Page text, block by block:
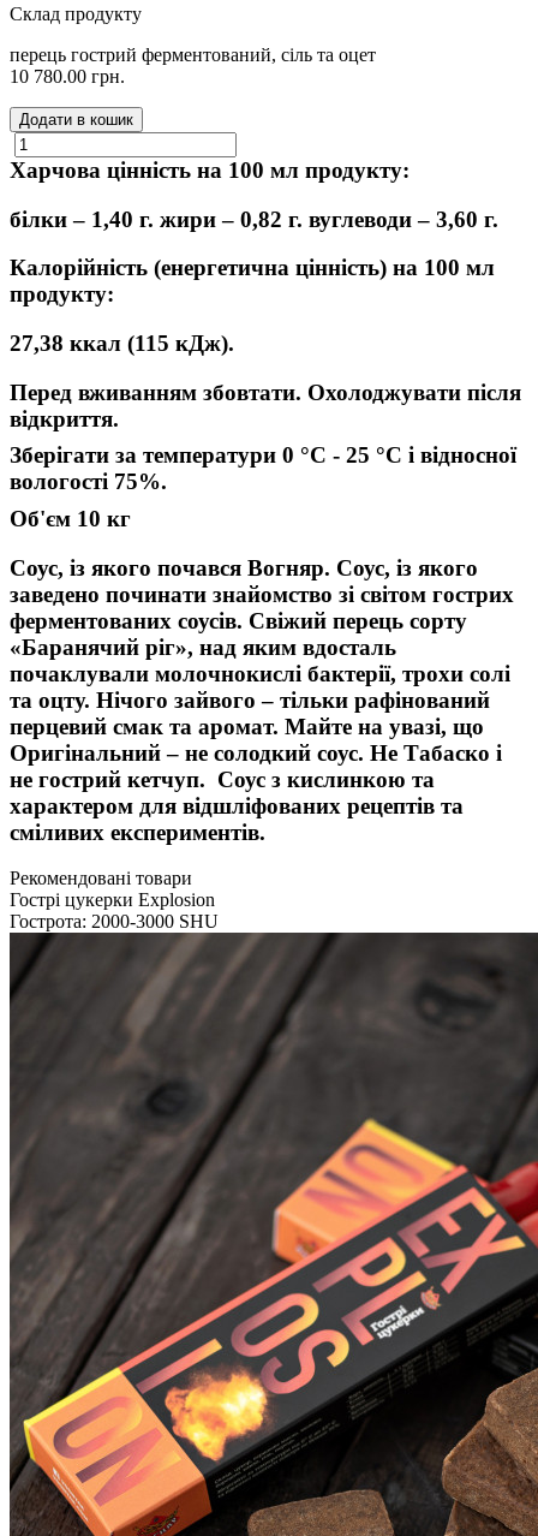
Склад продукту
перець гострий ферментований, сіль та оцет
10 780.00 грн.
Додати в кошик
Харчова цінність на 100 мл продукту:
білки – 1,40 г. жири – 0,82 г. вуглеводи – 3,60 г.
Калорійність (енергетична цінність) на 100 мл
продукту:
27,38 ккал (115 кДж).
Перед вживанням збовтати. Охолоджувати після
відкриття.
Зберігати за температури 0 °C - 25 °C і відносної
вологості 75%.
Об'єм 10 кг
Соус, із якого почався Вогняр. Соус, із якого
заведено починати знайомство зі світом гострих
ферментованих соусів. Свіжий перець сорту
«Баранячий ріг», над яким вдосталь
почаклували молочнокислі бактерії, трохи солі
та оцту. Нічого зайвого – тільки рафінований
перцевий смак та аромат. Майте на увазі, що
Оригінальний – не солодкий соус. Не Табаско і
не гострий кетчуп. Соус з кислинкою та
характером для відшліфованих рецептів та
сміливих експериментів.
Рекомендовані товари
Гострі цукерки Explosion
Гострота: 2000-3000 SHU